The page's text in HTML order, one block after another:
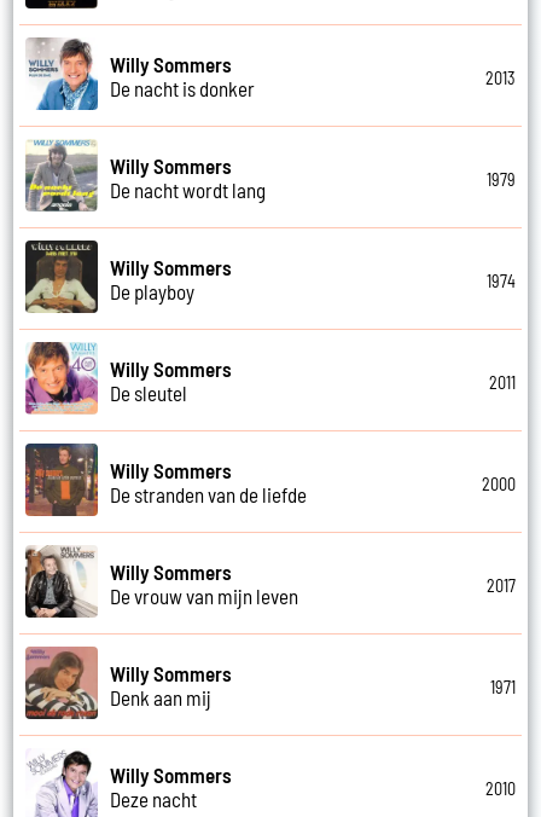
Willy Sommers
De nacht is donker
2013
Willy Sommers
De nacht wordt lang
1979
Willy Sommers
De playboy
1974
Willy Sommers
De sleutel
2011
Willy Sommers
De stranden van de liefde
2000
Willy Sommers
De vrouw van mijn leven
2017
Willy Sommers
Denk aan mij
1971
Willy Sommers
Deze nacht
2010